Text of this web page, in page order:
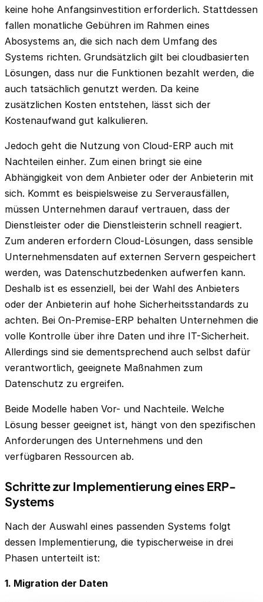
keine hohe Anfangsinvestition erforderlich. Stattdessen
fallen monatliche Gebühren im Rahmen eines
Abosystems an, die sich nach dem Umfang des
Systems richten. Grundsätzlich gilt bei cloudbasierten
Lösungen, dass nur die Funktionen bezahlt werden, die
auch tatsächlich genutzt werden. Da keine
zusätzlichen Kosten entstehen, lässt sich der
Kostenaufwand gut kalkulieren.
Jedoch geht die Nutzung von Cloud-ERP auch mit
Nachteilen einher. Zum einen bringt sie eine
Abhängigkeit von dem Anbieter oder der Anbieterin mit
sich. Kommt es beispielsweise zu Serverausfällen,
müssen Unternehmen darauf vertrauen, dass der
Dienstleister oder die Dienstleisterin schnell reagiert.
Zum anderen erfordern Cloud-Lösungen, dass sensible
Unternehmensdaten auf externen Servern gespeichert
werden, was Datenschutzbedenken aufwerfen kann.
Deshalb ist es essenziell, bei der Wahl des Anbieters
oder der Anbieterin auf hohe Sicherheitsstandards zu
achten. Bei On-Premise-ERP behalten Unternehmen die
volle Kontrolle über ihre Daten und ihre IT-Sicherheit.
Allerdings sind sie dementsprechend auch selbst dafür
verantwortlich, geeignete Maßnahmen zum
Datenschutz zu ergreifen.
Beide Modelle haben Vor- und Nachteile. Welche
Lösung besser geeignet ist, hängt von den spezifischen
Anforderungen des Unternehmens und den
verfügbaren Ressourcen ab.
Schritte zur Implementierung eines ERP-
Systems
Nach der Auswahl eines passenden Systems folgt
dessen Implementierung, die typischerweise in drei
Phasen unterteilt ist:
1. Migration der Daten